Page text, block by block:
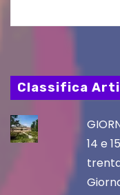
Classifica
14 e